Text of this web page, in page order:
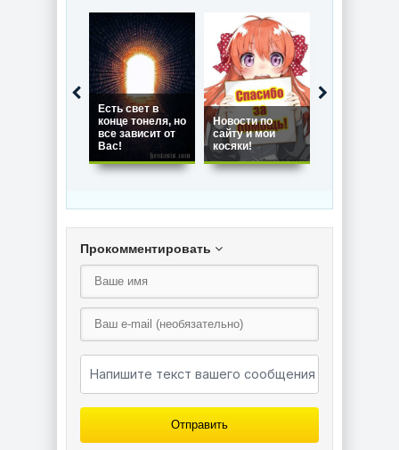
Есть свет в
конце тонеля, но
все зависит от
Вас!
Новости по
сайту и мои
косяки!
Прокомментировать
Отправить